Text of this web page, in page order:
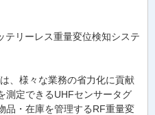
テリーレス重量変位検知システ
、様々な業務の省力化に貢献
測定できるUHFセンサータグ
品・在庫を管理するRF重量変